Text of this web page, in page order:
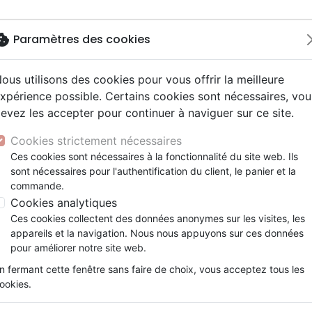
NouveautésBibles
Testaments
Etude biblique
Segond 21
Segond
NEG
Livres
Bandes dessinées
Famille, couple
Souffrance, Relation d'aide
Santé
eBooks
Couple
Découverte de la foi
Méditations
Souffrance, Relation d'aide
Psychologie
ans
Adolescents, jeunes
Bibles jeunesse
Latino, Folk
Soul
Rap, Hip-hop
Instrumental
Louange, Adoration
Hardrock, Métal
animés
conférences
Films, fiction
Documentaires, reportages
Jeux
Accessoires de Bible
Papeterie
Segond 21, illustrée verte - broché
Bible express, Segond 21,
Version :
RéférenceSG12807 EAN9782608128072
Description
Paramètres des cookies
utilisons des cookies pour vous offrir la meilleure
possible. Certains cookies sont nécessaires,
les accepter pour continuer à naviguer sur ce site.
Cookies strictement nécessaires
Ces cookies sont nécessaires à la fonctionnalité du site web. Ils
sont nécessaires pour l'authentification du client, le panier et la
commande.
Cookies analytiques
Ces cookies collectent des données anonymes sur les visites, les
appareils et la navigation. Nous nous appuyons sur ces données
pour améliorer notre site web.
fermant cette fenêtre sans faire de choix, vous acceptez tous les